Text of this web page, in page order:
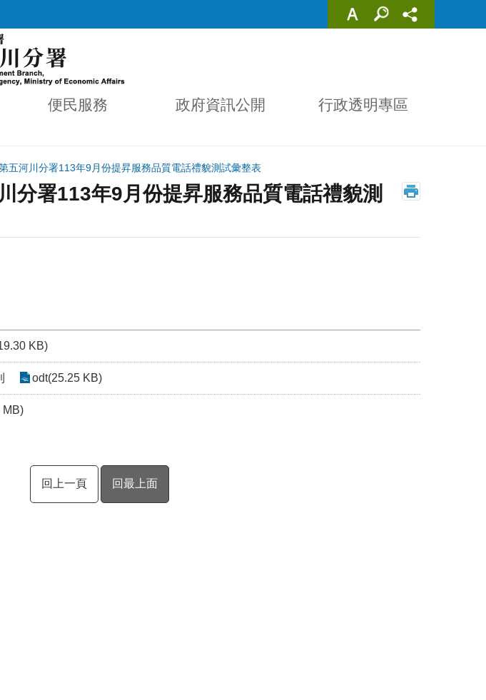
便民服務 政府資訊公開
行政透明專區
五河川分署113年9月份提昇服務品質電話禮貌測試彙整表
分署113年9月份提昇服務品質電話禮貌測
KB)
odt(25.25 KB)
MB)
回上一頁 回最上面